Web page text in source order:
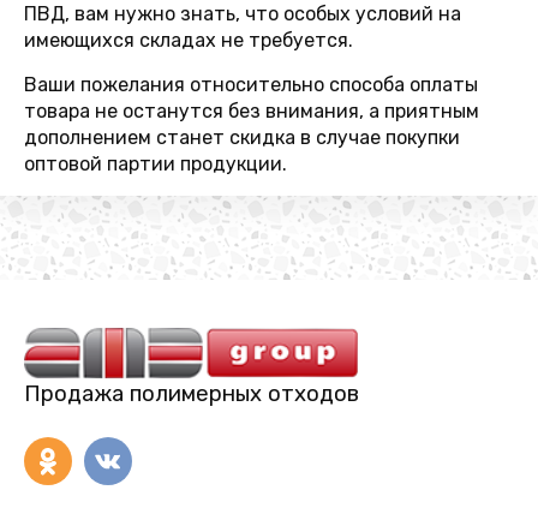
ПВД, вам нужно знать, что особых условий на
имеющихся складах не требуется.
Ваши пожелания относительно способа оплаты
товара не останутся без внимания, а приятным
дополнением станет скидка в случае покупки
оптовой партии продукции.
Продажа полимерных отходов